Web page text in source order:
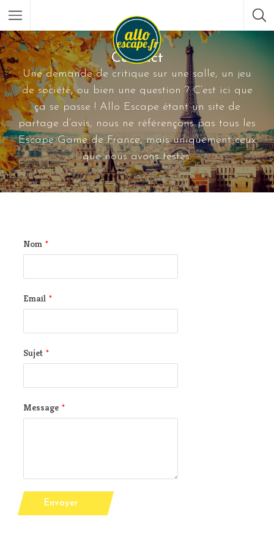
Contact
Une demande de critique sur une salle, un jeu
de société, ou bien une question ? C’est ici que
ça se passe ! Allo Escape étant un site de
partage d’avis, nous ne référençons pas tous les
Escape Game de France, mais uniquement ceux
que nous avons testés.
Nom *
Email *
Sujet *
Message *
Envoyer